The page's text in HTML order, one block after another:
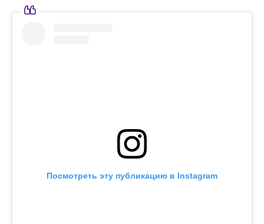
Посмотреть эту публикацию в Instagram